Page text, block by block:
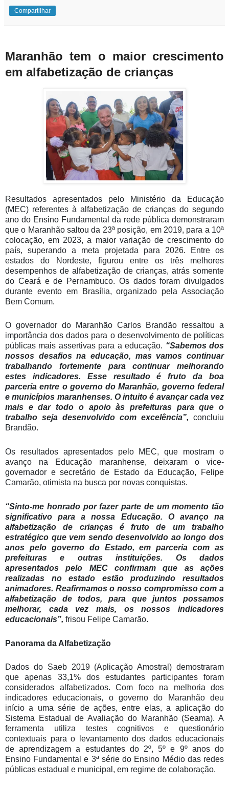
Compartilhar
Maranhão tem o maior crescimento
em alfabetização de crianças
Resultados apresentados pelo Ministério da Educação
(MEC) referentes à alfabetização de crianças do segundo
ano do Ensino Fundamental da rede pública demonstraram
que o Maranhão saltou da 23ª posição, em 2019, para a 10ª
colocação, em 2023, a maior variação de crescimento do
país, superando a meta projetada para 2026. Entre os
estados do Nordeste, figurou entre os três melhores
desempenhos de alfabetização de crianças, atrás somente
do Ceará e de Pernambuco. Os dados foram divulgados
durante evento em Brasília, organizado pela Associação
Bem Comum.
O governador do Maranhão Carlos Brandão ressaltou a
importância dos dados para o desenvolvimento de políticas
públicas mais assertivas para a educação. “Sabemos dos
nossos desafios na educação, mas vamos continuar
trabalhando fortemente para continuar melhorando
estes indicadores. Esse resultado é fruto da boa
parceria entre o governo do Maranhão, governo federal
e municípios maranhenses. O intuito é avançar cada vez
mais e dar todo o apoio às prefeituras para que o
trabalho seja desenvolvido com excelência”, concluiu
Brandão.
Os resultados apresentados pelo MEC, que mostram o
avanço na Educação maranhense, deixaram o vice-
governador e secretário de Estado da Educação, Felipe
Camarão, otimista na busca por novas conquistas.
“Sinto-me honrado por fazer parte de um momento tão
significativo para a nossa Educação. O avanço na
alfabetização de crianças é fruto de um trabalho
estratégico que vem sendo desenvolvido ao longo dos
anos pelo governo do Estado, em parceria com as
prefeituras e outras instituições. Os dados
apresentados pelo MEC confirmam que as ações
realizadas no estado estão produzindo resultados
animadores. Reafirmamos o nosso compromisso com a
alfabetização de todos, para que juntos possamos
melhorar, cada vez mais, os nossos indicadores
educacionais”, frisou Felipe Camarão.
Panorama da Alfabetização
Dados do Saeb 2019 (Aplicação Amostral) demostraram
que apenas 33,1% dos estudantes participantes foram
considerados alfabetizados. Com foco na melhoria dos
indicadores educacionais, o governo do Maranhão deu
início a uma série de ações, entre elas, a aplicação do
Sistema Estadual de Avaliação do Maranhão (Seama). A
ferramenta utiliza testes cognitivos e questionário
contextuais para o levantamento dos dados educacionais
de aprendizagem a estudantes do 2º, 5º e 9º anos do
Ensino Fundamental e 3ª série do Ensino Médio das redes
públicas estadual e municipal, em regime de colaboração.